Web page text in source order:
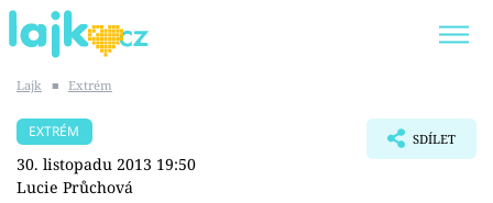
SHOPAHOLICADEL
Lajk ■ Extrém
EXTRÉM
30. listopadu 2013 19:50
Lucie Průchová
SDÍLET